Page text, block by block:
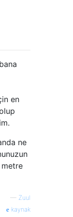
en
ne
metre
— Zuul
kaynak